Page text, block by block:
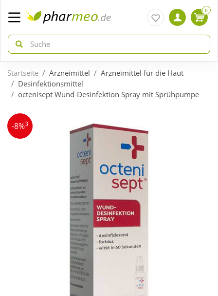
zurück
Aktuelle Coupons
zurück
Arzneimittel
Körperpflege & Kosmetik
0
Startseite Arzneimittel
Arzneimittel für die Haut
Desinfektionsmittel
octenisept Wund-Desinfektion Spray mit Sprühpumpe
-8%3